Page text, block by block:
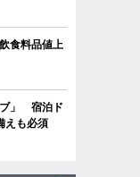
食料品値上
ブ」 宿泊ド
えも必須